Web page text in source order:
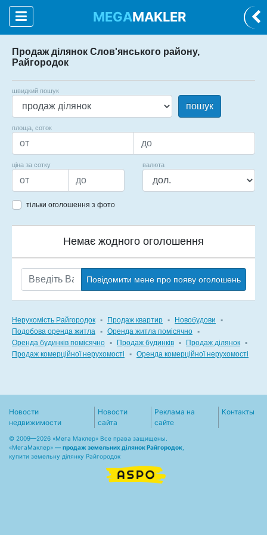
MEGAMAKLER
Продаж ділянок Слов'янського району,
Райгородок
швидкий пошук
пошук
площа, соток
ціна за сотку валюта
тільки оголошення з фото
Немає жодного оголошення
Повідомити мене про появу оголошень
Нерухомість Райгородок ▪ Продаж квартир ▪ Новобудови
▪
Подобова оренда житла ▪ Оренда житла помісячно ▪
Оренда будинків помісячно ▪ Продаж будинків ▪ Продаж ділянок ▪
Продаж комерційної нерухомості
▪ Оренда комерційної нерухомості
Новости
недвижимости
Новости
сайта
Реклама на
сайте
Контакты
© 2009—2026 «Мега Маклер» Все права защищены.
«МегаМаклер» — продаж земельних ділянок Райгородок
купити земельну ділянку Райгородок